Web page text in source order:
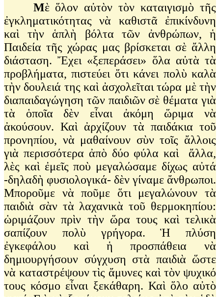
Μὲ ὅλον αὐτὸν τὸν καταιγισμὸ τῆς
ἐγκληματικότητας νὰ καθιστᾶ ἐπικίνδυνη
καὶ τὴν ἁπλὴ βόλτα τῶν ἀνθρώπων, ἡ
Παιδεία τῆς χώρας μας βρίσκεται σὲ ἄλλη
διάσταση. Ἔχει «ξεπεράσει» ὅλα αὐτὰ τὰ
προβλήματα, πιστεύει ὅτι κάνει πολὺ καλὰ
τὴν δουλειά της καὶ ἀσχολεῖται τώρα μὲ τὴν
διαπαιδαγώγηση τῶν παιδιῶν σὲ θέματα γιὰ
τὰ ὁποῖα δὲν εἶναι ἀκόμη ὥριμα νὰ
ἀκούσουν. Καὶ ἀρχίζουν τὰ παιδάκια τοῦ
προνηπίου, νὰ μαθαίνουν σὺν τοῖς ἄλλοις
γιὰ περισσότερα ἀπὸ δύο φύλα καὶ ἄλλα,
λὲς καὶ ἐμεῖς ποὺ μεγαλώσαμε δίχως αὐτά
-δηλαδὴ φυσιολογικά- δὲν γίναμε ἄνθρωποι.
Μποροῦμε νὰ ποῦμε ὅτι μεγαλώνουν τὰ
παιδιὰ σὰν τὰ λαχανικὰ τοῦ θερμοκηπίου:
ὡριμάζουν πρὶν τὴν ὥρα τους καὶ τελικὰ
σαπίζουν πολὺ γρήγορα. Ἡ πλύση
ἐγκεφάλου καὶ ἡ προσπάθεια νὰ
δημιουργήσουν σύγχυση στὰ παιδιὰ ὥστε
νὰ καταστρέψουν τὶς ἄμυνες καὶ τὸν ψυχικό
τους κόσμο εἶναι ξεκάθαρη. Καὶ ὅλο αὐτὸ